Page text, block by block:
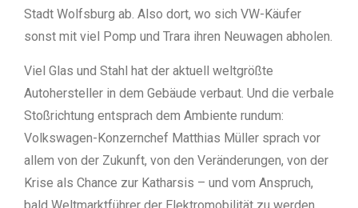
Stadt Wolfsburg ab. Also dort, wo sich VW-Käufer
sonst mit viel Pomp und Trara ihren Neuwagen abholen.
Viel Glas und Stahl hat der aktuell weltgrößte
Autohersteller in dem Gebäude verbaut. Und die verbale
Stoßrichtung entsprach dem Ambiente rundum:
Volkswagen-Konzernchef Matthias Müller sprach vor
allem von der Zukunft, von den Veränderungen, von der
Krise als Chance zur Katharsis – und vom Anspruch,